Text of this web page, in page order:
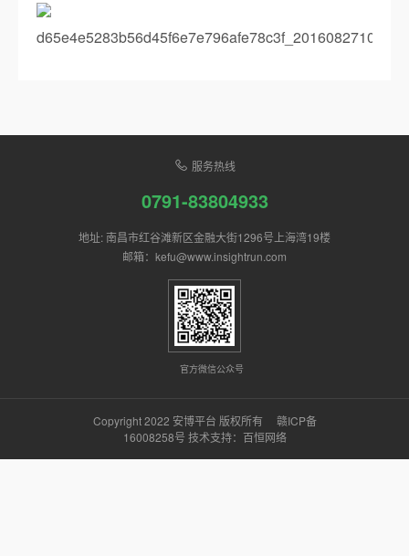
服务热线
0791-83804933
地址: 南昌市红谷滩新区金融大街1296号上海湾19楼
邮箱：kefu@www.insightrun.com
官方微信公众号
Copyright 2022 安博平台 版权所有 赣ICP备
16008258号 技术支持： 百恒网络